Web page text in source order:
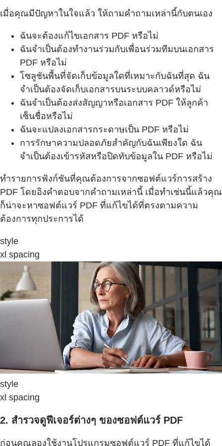
เมื่อคุณมีปัญหาในใจแล้ว ให้ถามคำถามเหล่านี้กับตนเอง
ฉันจะต้องแก้ไขเอกสาร PDF หรือไม่
ฉันจำเป็นต้องทำงานร่วมกับเพื่อนร่วมทีมบนเอกสาร
PDF หรือไม่
โซลูชันพื้นที่จัดเก็บข้อมูลใดที่เหมาะกับฉันที่สุด ฉัน
จำเป็นต้องจัดเก็บเอกสารบนระบบคลาวด์หรือไม่
ฉันจำเป็นต้องส่งสัญญาหรือเอกสาร PDF ให้ลูกค้า
เซ็นชื่อหรือไม่
ฉันจะแปลงเอกสารกระดาษเป็น PDF หรือไม่
การรักษาความปลอดภัยสำคัญกับฉันเพียงใด ฉัน
จำเป็นต้องเข้ารหัสหรือปิดทับข้อมูลใน PDF หรือไม่
ทำรายการฟังก์ชันที่คุณต้องการจากซอฟต์แวร์การสร้าง
PDF โดยอิงคำตอบจากคำถามเหล่านี้ เมื่อทำเช่นนี้แล้วคุณ
ก็น่าจะหาซอฟต์แวร์ PDF ที่แก้ไขได้ที่ตรงตามความ
ต้องการทุกประการได้
style
xl spacing
style
xl spacing
2. สำรวจดูฟีเจอร์ต่างๆ ของซอฟต์แวร์ PDF
ก่อนคุณลองใช้งานโปรแกรมซอฟต์แวร์ PDF ที่แก้ไขได้